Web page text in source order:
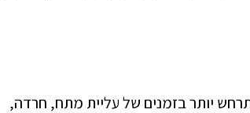
יותר בזמנים של עליית מתח, חרדה,